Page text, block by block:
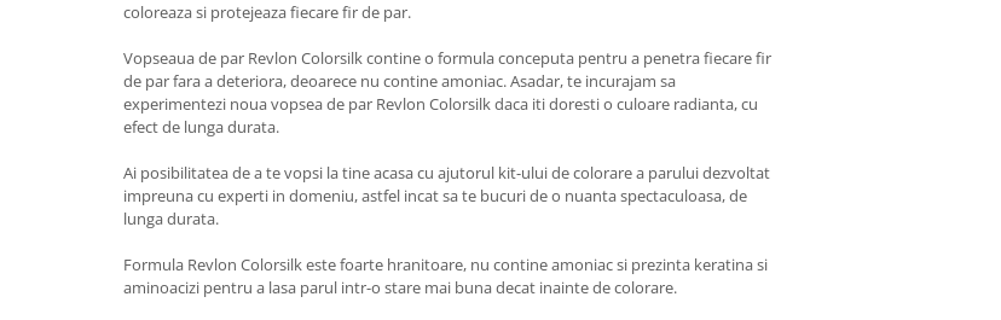
Produse stilizare sprancene
Accesorii machiaj
Igiena dentara
Pasta de dinti
Adeziv dentar si ingrijire proteza
Igiena intima
coloreaza si protejeaza fiecare fir de par.
Vopseaua de par Revlon Colorsilk contine o formula conceputa pentru a penetra fiecare fir
de par fara a deteriora, deoarece nu contine amoniac. Asadar, te incurajam sa
experimentezi noua vopsea de par Revlon Colorsilk daca iti doresti o culoare radianta, cu
efect de lunga durata.
Ai posibilitatea de a te vopsi la tine acasa cu ajutorul kit-ului de colorare a parului dezvoltat
impreuna cu experti in domeniu, astfel incat sa te bucuri de o nuanta spectaculoasa, de
lunga durata.
Formula Revlon Colorsilk este foarte hranitoare, nu contine amoniac si prezinta keratina si
aminoacizi pentru a lasa parul intr-o stare mai buna decat inainte de colorare.